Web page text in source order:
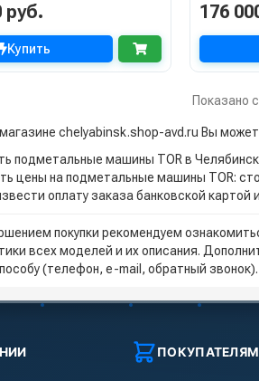
руб.
Купить
176
Показано
chelyabinsk.shop-avd.ru Вы
подметальные машины TOR в
цены на подметальные машины TOR:
оплату заказа банковской картой
покупки рекомендуем
всех моделей и их описания.
(телефон, e-mail, обратный звонок).
ПОКУПАТЕЛЯМ